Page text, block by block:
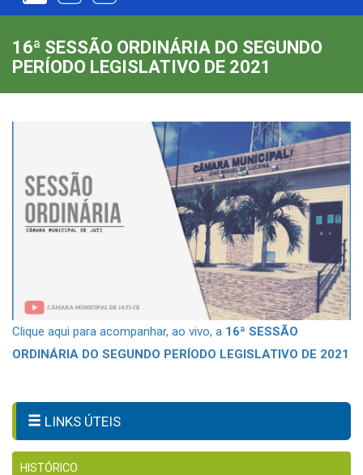
16ª SESSÃO ORDINÁRIA DO SEGUNDO
PERÍODO LEGISLATIVO DE 2021
Clique aqui para acompanhar, ao vivo, a 16ª SESSÃO
ORDINÁRIA DO SEGUNDO PERÍODO LEGISLATIVO DE 2021
LINKS ÚTEIS
HISTÓRICO